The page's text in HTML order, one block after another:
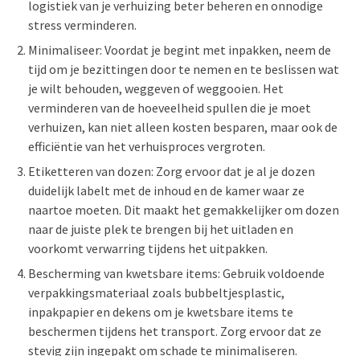
logistiek van je verhuizing beter beheren en onnodige
stress verminderen.
Minimaliseer: Voordat je begint met inpakken, neem de
tijd om je bezittingen door te nemen en te beslissen wat
je wilt behouden, weggeven of weggooien. Het
verminderen van de hoeveelheid spullen die je moet
verhuizen, kan niet alleen kosten besparen, maar ook de
efficiëntie van het verhuisproces vergroten.
Etiketteren van dozen: Zorg ervoor dat je al je dozen
duidelijk labelt met de inhoud en de kamer waar ze
naartoe moeten. Dit maakt het gemakkelijker om dozen
naar de juiste plek te brengen bij het uitladen en
voorkomt verwarring tijdens het uitpakken.
Bescherming van kwetsbare items: Gebruik voldoende
verpakkingsmateriaal zoals bubbeltjesplastic,
inpakpapier en dekens om je kwetsbare items te
beschermen tijdens het transport. Zorg ervoor dat ze
stevig zijn ingepakt om schade te minimaliseren.